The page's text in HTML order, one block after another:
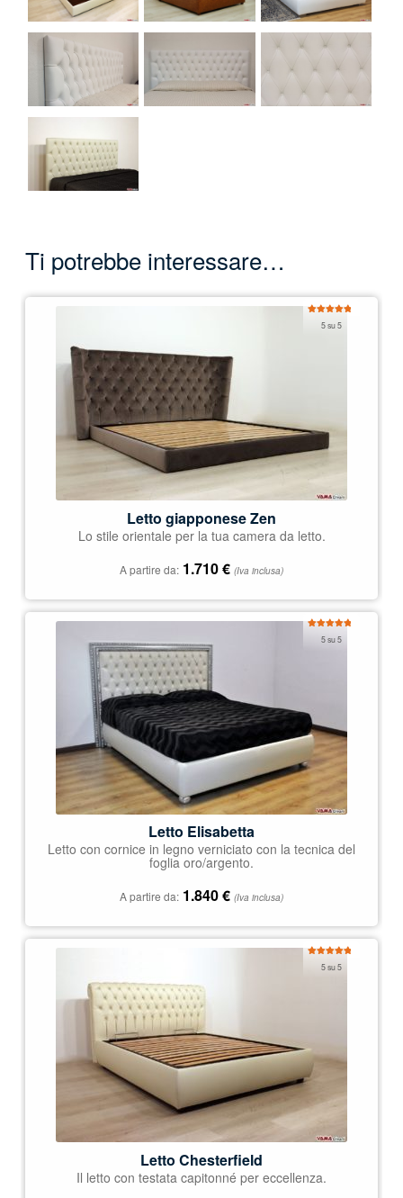
Ti potrebbe interessare…
5 su 5
Letto giapponese Zen
Lo stile orientale per la tua camera da letto.
A partire da: 1.710€ (Iva inclusa)
5 su 5
Letto Elisabetta
Letto con cornice in legno verniciato con la tecnica del
foglia oro/argento.
A partire da: 1.840€ (Iva inclusa)
5 su 5
Letto Chesterfield
Il letto con testata capitonné per eccellenza.